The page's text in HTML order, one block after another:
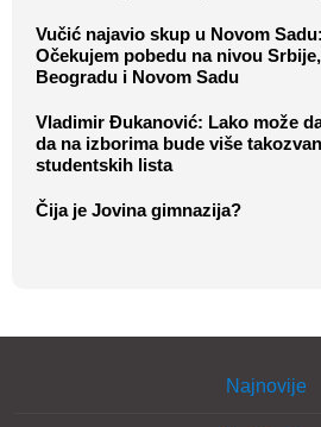
Vučić najavio skup u Novom Sadu:
Očekujem pobedu na nivou
Beogradu i Novom Sadu
Vladimir Đukanović: Lako može
da na izborima bude više
studentskih lista
Čija je Jovina gimnazija?
Najnovije